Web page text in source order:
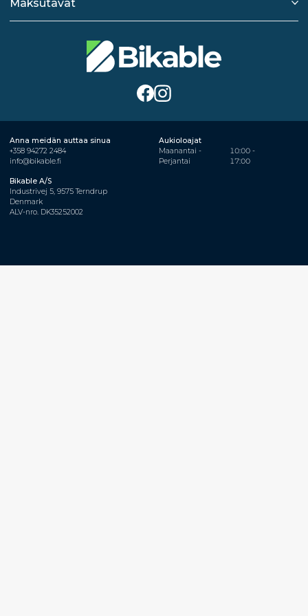
Maksutavat
Anna meidän auttaa sinua
+358 94272 2484
info@bikable.fi
Aukioloajat
Maanantai -
Perjantai
10:00 -
17:00
Bikable A/S
Industrivej 5, 9575 Terndrup
Denmark
ALV-nro. DK35252002